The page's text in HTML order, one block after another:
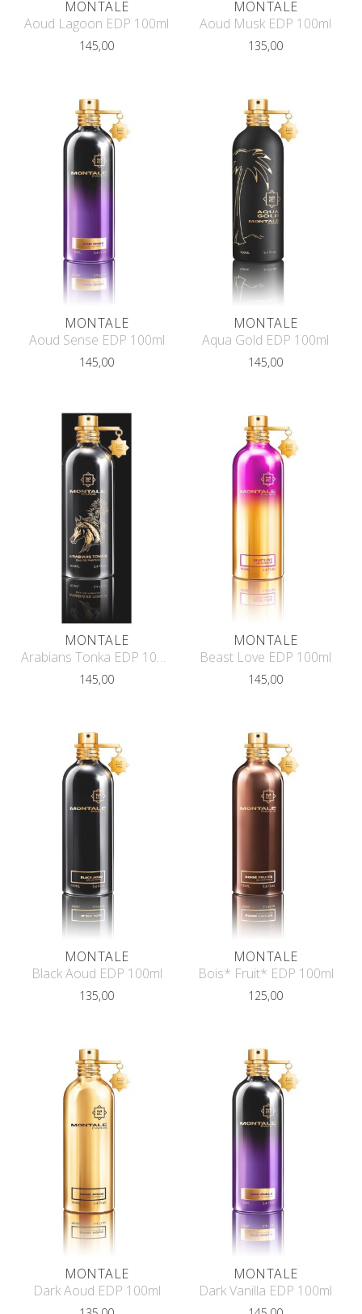
MONTALE
Aoud Lagoon EDP 100ml
145,00
MONTALE
Aoud Musk EDP 100ml
135,00
MONTALE
Aoud Sense EDP 100ml
145,00
MONTALE
Aqua Gold EDP 100ml
145,00
MONTALE
Arabians Tonka EDP 100ml
145,00
MONTALE
Beast Love EDP 100ml
145,00
MONTALE
Black Aoud EDP 100ml
135,00
MONTALE
Bois* Fruit* EDP 100ml
125,00
MONTALE
Dark Aoud EDP 100ml
MONTALE
Dark Vanilla EDP 100ml